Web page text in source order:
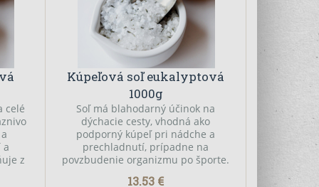
celé
a
z
Kúpeľová soľ eukalyptová
1000g
Soľ má blahodarný účinok na
dýchacie cesty, vhodná ako
podporný kúpeľ pri nádche a
prechladnutí, prípadne na
povzbudenie organizmu po športe.
13.53 €